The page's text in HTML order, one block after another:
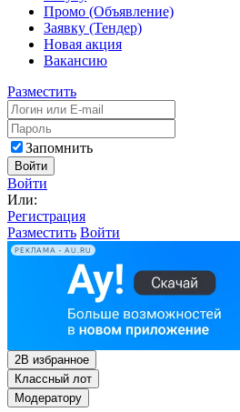
Промо (Объявление)
Заявку (Тендер)
Новая акция
Вакансию
Разместить
Запомнить
Войти
Войти
Или:
Регистрация
Разместить Войти
РЕКЛАМА • AU.RU
2В избранное
Классный лот
Модератору